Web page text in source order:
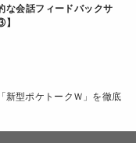
な会話フィードバックサ
新型ポケトークＷ」を徹底